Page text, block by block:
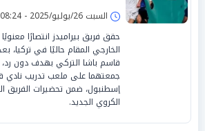
السبت 26/يوليو/2025 - 08:24 م
حقق فريق بيراميدز انتصارًا
الخارجي المقام حاليًا في
قاسم باشا التركي بهدف دون رد،
جمعتهما على ملعب تدريب نادي
إسطنبول، ضمن تحضيرات الفريق
الكروي الجديد.